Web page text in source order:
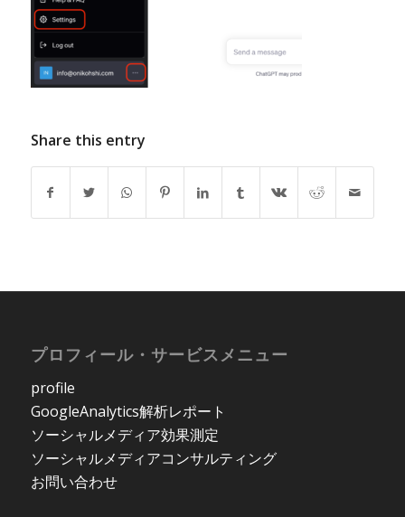
Share this entry
プロフィール・サービスメニュー
profile
GoogleAnalytics解析レポート
ソーシャルメディア効果測定
ソーシャルメディアコンサルティング
お問い合わせ